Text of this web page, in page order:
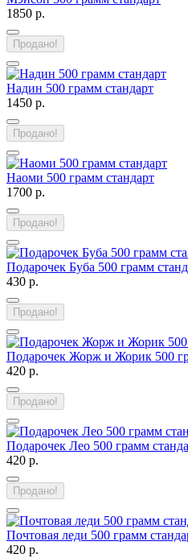
1850 р.
Продано!
Надин 500 грамм стандарт
1450 р.
Продано!
Наоми 500 грамм стандарт
1700 р.
Продано!
Подарочек Буба 500 грамм
430 р.
Продано!
Подарочек Жорж и Жорик 500
420 р.
Продано!
Подарочек Лео 500 грамм
420 р.
Продано!
Почтовая леди 500 грамм
420 р.